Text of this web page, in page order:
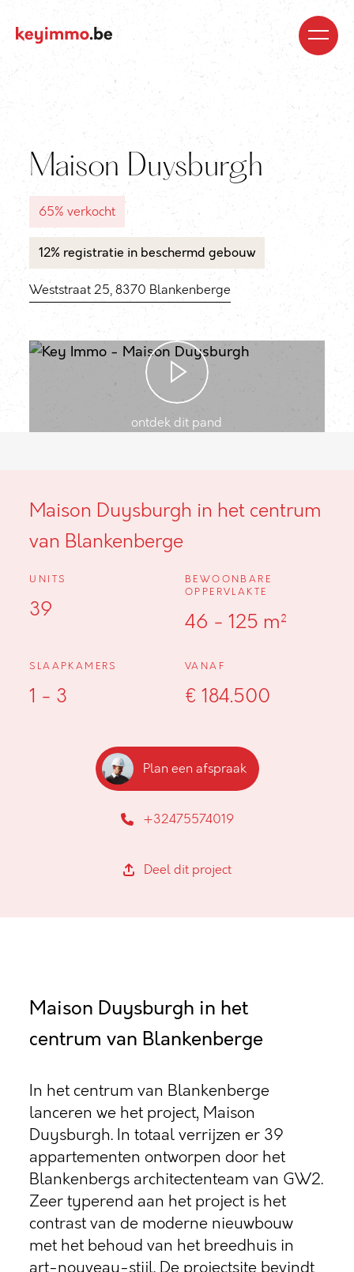
Maison Duysburgh
65% verkocht
12% registratie in beschermd gebouw
Weststraat 25, 8370 Blankenberge
ontdek dit pand
Maison Duysburgh in het centrum
van Blankenberge
UNITS
39
BEWOONBARE
OPPERVLAKTE
46 - 125 m²
SLAAPKAMERS
1 - 3
VANAF
€ 184.500
Plan een afspraak
+32475574019
Deel dit project
Maison Duysburgh in het
centrum van Blankenberge
In het centrum van Blankenberge
lanceren we het project, Maison
Duysburgh. In totaal verrijzen er 39
appartementen ontworpen door het
Blankenbergs architectenteam van GW2.
Zeer typerend aan het project is het
contrast van de moderne nieuwbouw
met het behoud van het breedhuis in
art-nouveau-stijl. De projectsite bevindt